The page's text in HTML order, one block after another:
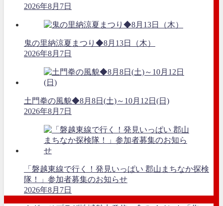
2026年8月7日
鬼の里納涼夏まつり◆8月13日（木）
2026年8月7日
土門拳の風貌◆8月8日(土)～10月12日(日)
2026年8月7日
「磐越東線で行く！発見いっぱい 郡山まちなか探検
隊！」参加者募集のお知らせ
2026年8月7日